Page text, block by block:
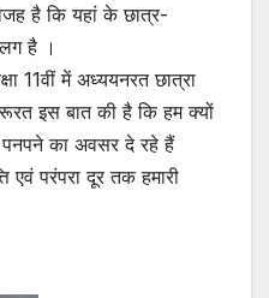
है कि यहां के छात्र-
है ।
11वीं में अध्ययनरत छात्रा
इस बात की है कि हम क्यों
पनपने का अवसर दे रहे हैं
एवं परंपरा दूर तक हमारी